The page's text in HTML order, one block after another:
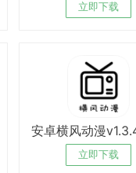
立即下载
立即下载